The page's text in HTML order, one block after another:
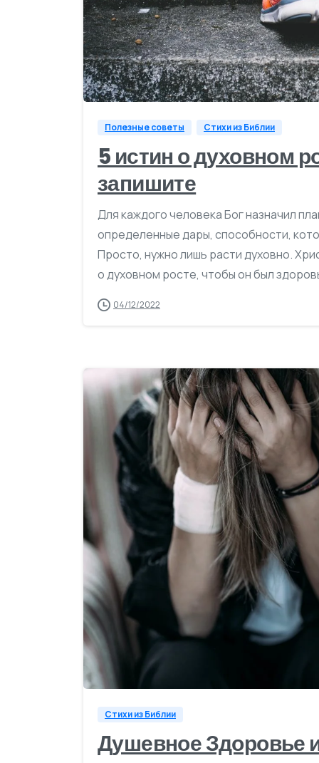
Полезные советы Стихи из Библии
5 истин о духовном
запишите
Для каждого человека Бог назначил
определенные дары, способности,
Просто, нужно лишь расти духовно.
о духовном росте, чтобы он был
04/12/2022
Стихи из Библии
Душевное Здоровье